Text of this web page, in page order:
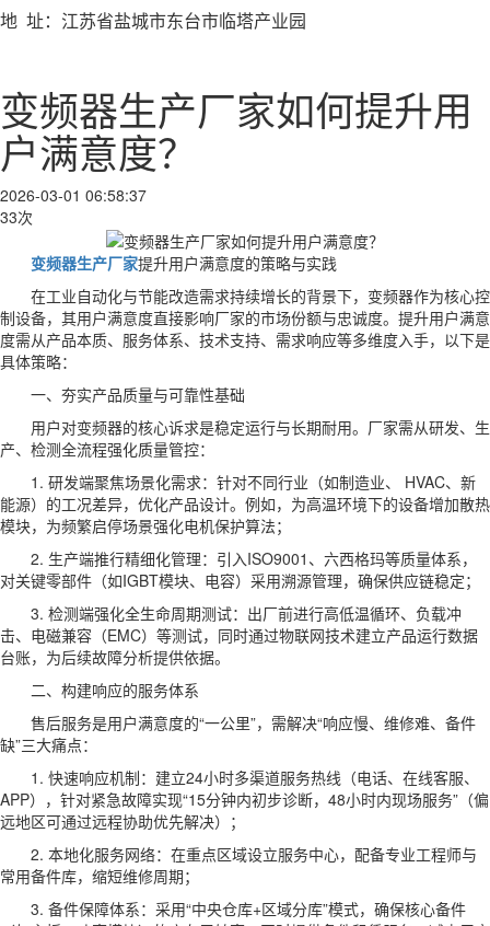
地 址：江苏省盐城市东台市临塔产业园
变频器生产厂家如何提升用
户满意度？
2026-03-01 06:58:37
33次
变频器生产厂家提升用户满意度的策略与实践
在工业自动化与节能改造需求持续增长的背景下，变频器作为核心控
制设备，其用户满意度直接影响厂家的市场份额与忠诚度。提升用户满意
度需从产品本质、服务体系、技术支持、需求响应等多维度入手，以下是
具体策略：
一、夯实产品质量与可靠性基础
用户对变频器的核心诉求是稳定运行与长期耐用。厂家需从研发、生
产、检测全流程强化质量管控：
1. 研发端聚焦场景化需求：针对不同行业（如制造业、 HVAC、新
能源）的工况差异，优化产品设计。例如，为高温环境下的设备增加散热
模块，为频繁启停场景强化电机保护算法；
2. 生产端推行精细化管理：引入ISO9001、六西格玛等质量体系，
对关键零部件（如IGBT模块、电容）采用溯源管理，确保供应链稳定；
3. 检测端强化全生命周期测试：出厂前进行高低温循环、负载冲
击、电磁兼容（EMC）等测试，同时通过物联网技术建立产品运行数据
台账，为后续故障分析提供依据。
二、构建响应的服务体系
售后服务是用户满意度的“一公里”，需解决“响应慢、维修难、备件
缺”三大痛点：
1. 快速响应机制：建立24小时多渠道服务热线（电话、在线客服、
APP），针对紧急故障实现“15分钟内初步诊断，48小时内现场服务”（偏
远地区可通过远程协助优先解决）；
2. 本地化服务网络：在重点区域设立服务中心，配备专业工程师与
常用备件库，缩短维修周期；
3. 备件保障体系：采用“中央仓库+区域分库”模式，确保核心备件